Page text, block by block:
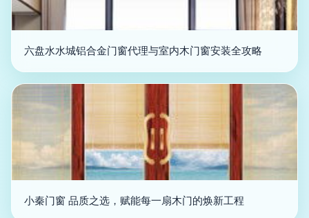
六盘水水城铝合金门窗代理与室内木门窗安装全攻略
小秦门窗 品质之选，赋能每一扇木门的焕新工程